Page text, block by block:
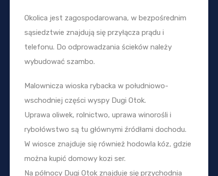
Okolica jest zagospodarowana, w bezpośrednim
sąsiedztwie znajdują się przyłącza prądu i
telefonu. Do odprowadzania ścieków należy
wybudować szambo.
Malownicza wioska rybacka w południowo-
wschodniej części wyspy Dugi Otok.
Uprawa oliwek, rolnictwo, uprawa winorośli i
rybołówstwo są tu głównymi źródłami dochodu.
W wiosce znajduje się również hodowla kóz, gdzie
można kupić domowy kozi ser.
Na północy Dugi Otok znajduje się przychodnia